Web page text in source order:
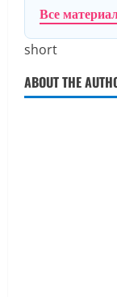
Все
short
ABOUT THE